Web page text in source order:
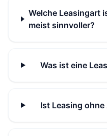
Welche Leasingart
meist sinnvoller?
Was ist eine
Ist Leasing